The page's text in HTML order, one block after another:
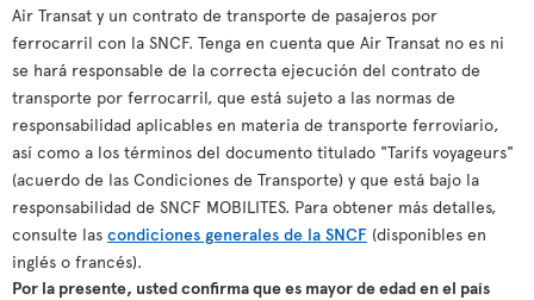
Air Transat y un contrato de transporte de pasajeros por
ferrocarril con la SNCF. Tenga en cuenta que Air Transat no es ni
se hará responsable de la correcta ejecución del contrato de
transporte por ferrocarril, que está sujeto a las normas de
responsabilidad aplicables en materia de transporte ferroviario,
así como a los términos del documento titulado "Tarifs voyageurs"
(acuerdo de las Condiciones de Transporte) y que está bajo la
responsabilidad de SNCF MOBILITES. Para obtener más detalles,
consulte las condiciones generales de la SNCF (disponibles en
inglés o francés).
Por la presente, usted confirma que es mayor de edad en el país